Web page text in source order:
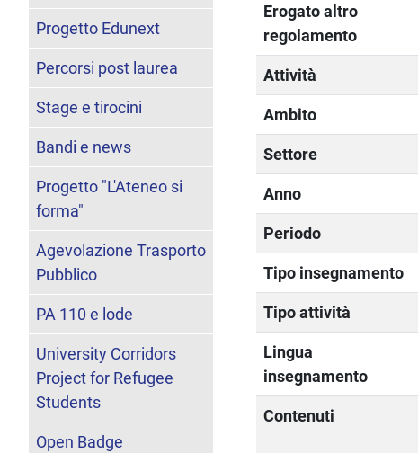
Erogato altro
regolamento
Attività
Ambito
Settore
Anno
Periodo
Tipo insegnamento
Tipo attività
Lingua
insegnamento
Contenuti
Progetto Edunext
Percorsi post laurea
Stage e tirocini
Bandi e news
Progetto "L'Ateneo si
forma"
Agevolazione Trasporto
Pubblico
PA 110 e lode
University Corridors
Project for Refugee
Students
Open Badge